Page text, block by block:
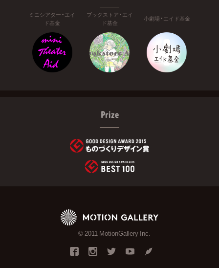
ミニシアター・エイ
ド基金
ブックストア・エイ
ド基金
小劇場・エイド基金
Prize
© 2011 MotionGallery Inc.